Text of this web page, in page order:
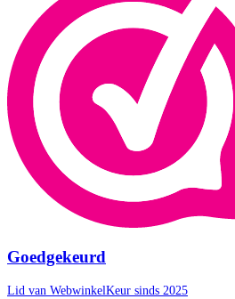
Goedgekeurd
Lid van WebwinkelKeur sinds 2025